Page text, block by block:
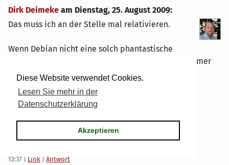
Diese Website verwendet Cookies.
Lesen Sie mehr in der
Datenschutzerklärung
Akzeptieren
Dirk Deimeke am Dienstag, 25. August 2009:
Das muss ich an der Stelle mal relativieren.
Wenn Debian nicht eine solch phantastische
Grundlage bieten würde, könnte jedes wie auch immer
geartete Ubuntu einpacken.
Debian hat meiner Meinung nach eine stärkere
Ausrichtung auf Administratoren und Ubuntu auf
Endbenutzer.
12:37 | Link | Antwort